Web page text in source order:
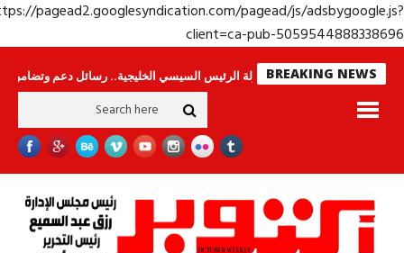
https://pagead2.googlesyndication.com/pagead/js/
client=ca-pub-
BREAKING NEWS
لا ينامون جولة الرئيس السيسي الخليجية.. رسائل دعم وتضامن للأشقاء